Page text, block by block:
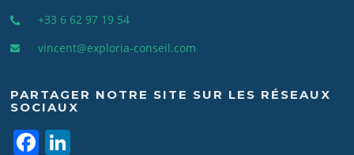
+33 6 62 97 19 54
vincent@exploria-conseil.com
PARTAGER NOTRE SITE SUR LES RÉSEAUX
SOCIAUX
F